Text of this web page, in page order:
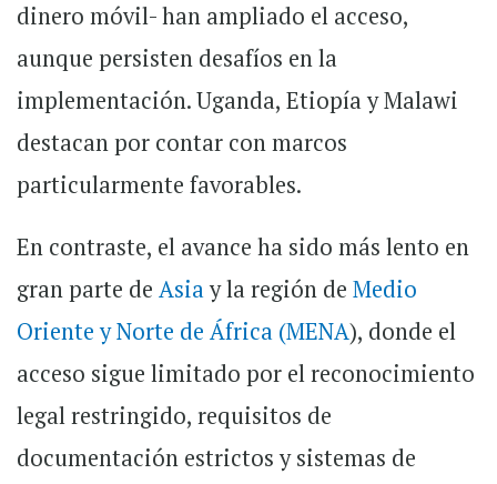
dinero móvil- han ampliado el acceso,
aunque persisten desafíos en la
implementación. Uganda, Etiopía y Malawi
destacan por contar con marcos
particularmente favorables.
En contraste, el avance ha sido más lento en
gran parte de Asiay la región de Medio
Oriente y Norte de África (MENA), donde el
acceso sigue limitado por el reconocimiento
legal restringido, requisitos de
documentación estrictos y sistemas de